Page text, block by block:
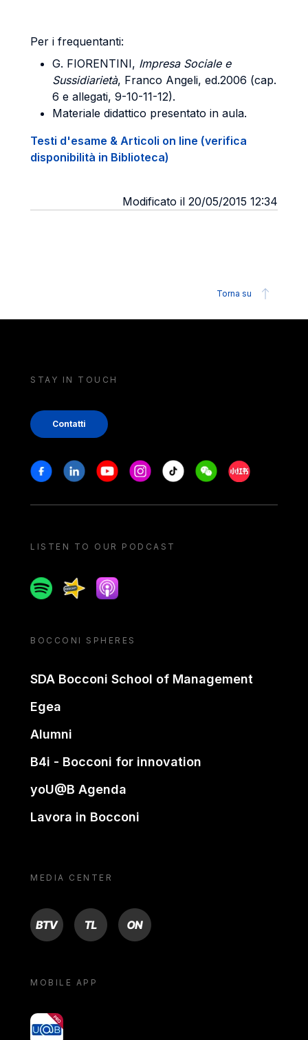
Per i frequentanti:
G. FIORENTINI, Impresa Sociale e
Sussidiarietà, Franco Angeli, ed.2006 (cap.
6 e allegati, 9-10-11-12).
Materiale didattico presentato in aula.
Testi d'esame & Articoli on line (verifica
disponibilità in Biblioteca)
Modificato il 20/05/2015 12:34
Torna su
STAY IN TOUCH
Contatti
Stay in touch
FacebookLinkedinYoutubeInstagram
Tiktok WeechatXiaohongshu/
LISTEN TO OUR PODCAST
SpotifySpreakerApple podcast
BOCCONI SPHERES
SDA Bocconi School of Management
Egea
Alumni
B4i - Bocconi for innovation
yoU@B Agenda
Lavora in Bocconi
MEDIA CENTER
BTV TL ON
MOBILE APP
yoU@B